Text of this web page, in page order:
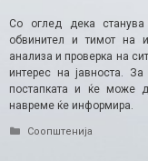
Со оглед дека
обвинител и тимот на
анализа и проверка на
интерес на јавноста.
постапката и ќе може
навреме ќе информира.
Categories
Соопштенија